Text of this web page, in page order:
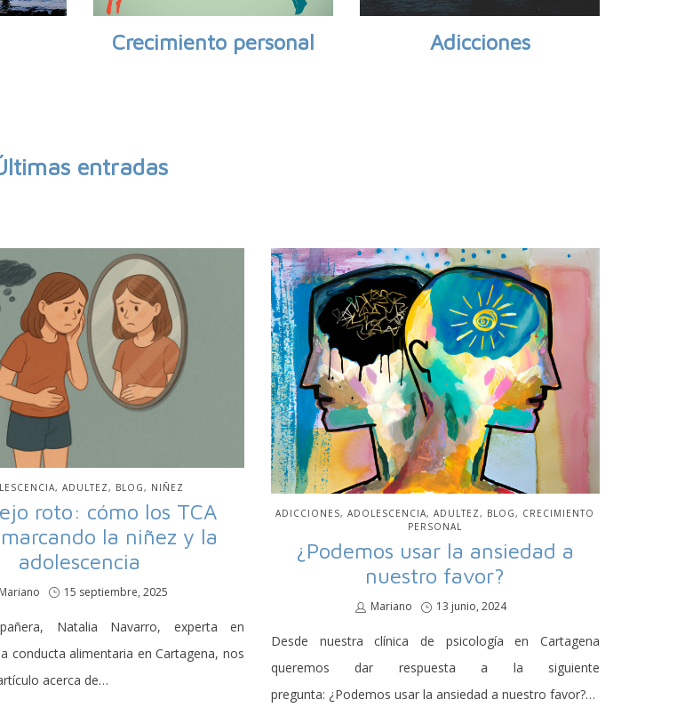
Crecimiento personal Adicciones
entradas
ADULTEZ BLOG NIÑEZ
roto: cómo los TCA
la niñez y la
adolescencia
por
Mariano
Publicado
15 septiembre, 2025
Natalia Navarro, experta en
conducta alimentaria en Cartagena, nos
acerca de…
PUBLICADO
ADICCIONES ADOLESCENCIA ADULTEZ BLOG
CRECIMIENTO
PERSONAL
¿Podemos usar la ansiedad a
nuestro favor?
por
Mariano
Publicado
13 junio, 2024
Desde nuestra clínica de psicología en Cartagena
queremos dar respuesta a la siguiente
pregunta: ¿Podemos usar la ansiedad a nuestro favor?…